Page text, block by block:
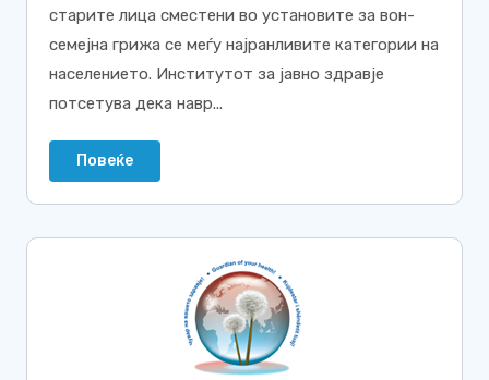
старите лица сместени во установите за вон-
семејна грижа се меѓу најранливите категории на
населението. Институтот за јавно здравје
потсетува дека навр...
Повеќе